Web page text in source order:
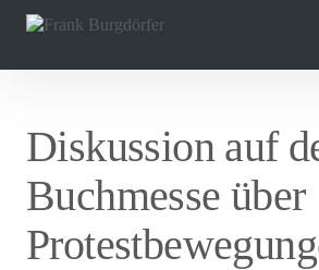
überspringen
Diskussion auf
Buchmesse über